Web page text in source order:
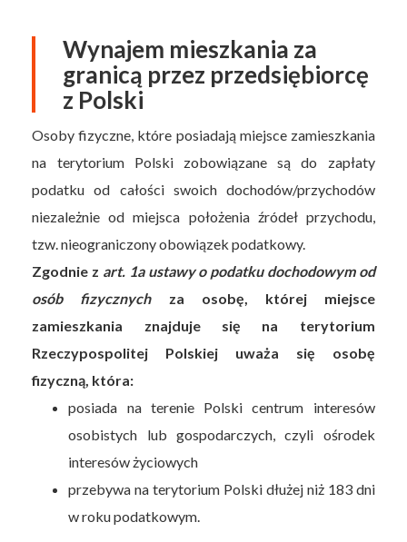
Wynajem mieszkania za
granicą przez przedsiębiorcę
z Polski
Osoby fizyczne, które posiadają miejsce zamieszkania
na terytorium Polski zobowiązane są do zapłaty
podatku od całości swoich dochodów/przychodów
niezależnie od miejsca położenia źródeł przychodu,
tzw. nieograniczony obowiązek podatkowy.
Zgodnie z art. 1a ustawy o podatku dochodowym od
osób fizycznychza osobę, której miejsce
zamieszkania znajduje się na terytorium
Rzeczypospolitej Polskiej uważa się osobę
fizyczną, która:
posiada na terenie Polski centrum interesów
osobistych lub gospodarczych, czyli ośrodek
interesów życiowych
przebywa na terytorium Polski dłużej niż 183 dni
w roku podatkowym.